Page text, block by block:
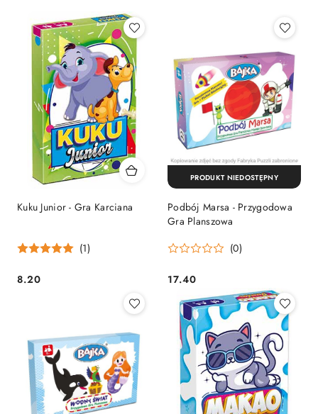
Kuku Junior - Gra Karciana
(1)
Cena:
8.20
Podbój Marsa - Przygodowa
Gra Planszowa
(0)
Cena:
17.40
PRODUKT NIEDOSTĘPNY